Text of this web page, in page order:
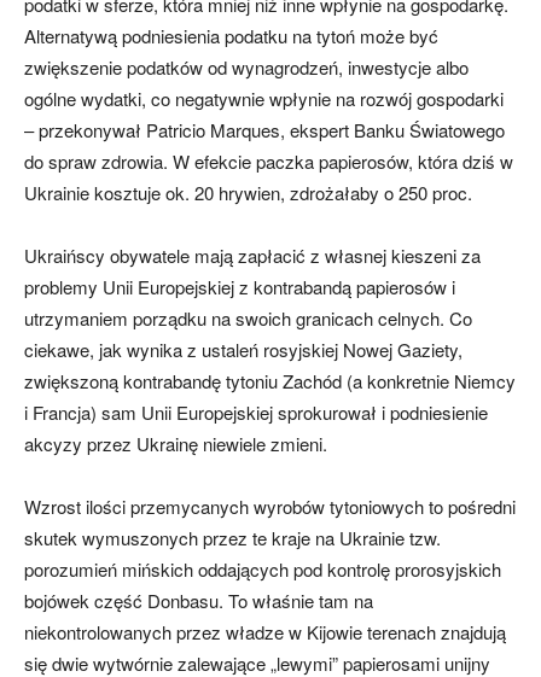
Alternatywą podniesienia podatku na tytoń może być
zwiększenie podatków od wynagrodzeń, inwestycje albo
ogólne wydatki, co negatywnie wpłynie na rozwój gospodarki
– przekonywał Patricio Marques, ekspert Banku Światowego
do spraw zdrowia. W efekcie paczka papierosów, która dziś w
Ukrainie kosztuje ok. 20 hrywien, zdrożałaby o 250 proc.
Ukraińscy obywatele mają zapłacić z własnej kieszeni za
problemy Unii Europejskiej z kontrabandą papierosów i
utrzymaniem porządku na swoich granicach celnych. Co
ciekawe, jak wynika z ustaleń rosyjskiej Nowej Gaziety,
zwiększoną kontrabandę tytoniu Zachód (a konkretnie Niemcy
i Francja) sam Unii Europejskiej sprokurował i podniesienie
akcyzy przez Ukrainę niewiele zmieni.
Wzrost ilości przemycanych wyrobów tytoniowych to pośredni
skutek wymuszonych przez te kraje na Ukrainie tzw.
porozumień mińskich oddających pod kontrolę prorosyjskich
bojówek część Donbasu. To właśnie tam na
niekontrolowanych przez władze w Kijowie terenach znajdują
się dwie wytwórnie zalewające „lewymi” papierosami unijny